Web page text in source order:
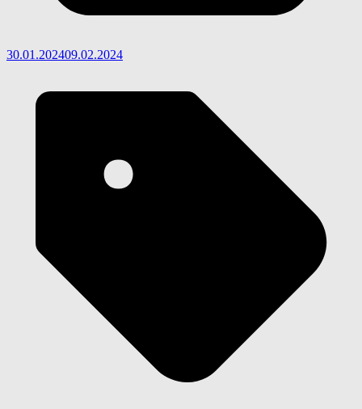
30.01.202409.02.2024